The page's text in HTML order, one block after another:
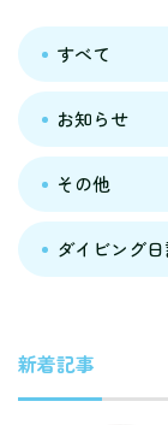
すべて
お知らせ
その他
ダイビング
新着記事